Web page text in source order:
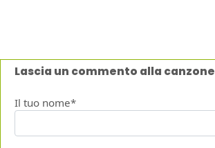
Lascia un commento alla canzone
Il tuo nome*